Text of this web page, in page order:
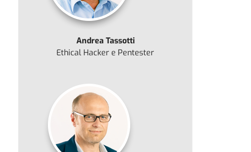
Andrea Tassotti
Ethical Hacker e Pentester